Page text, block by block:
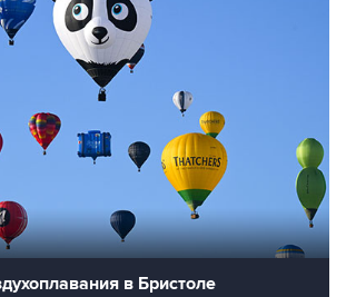
в Бристоле